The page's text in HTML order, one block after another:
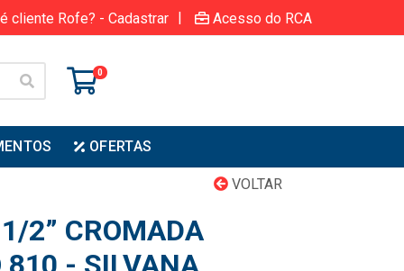
cliente Rofe? - Cadastrar | Acesso do RCA
0
OFERTAS
VOLTAR
2” CROMADA